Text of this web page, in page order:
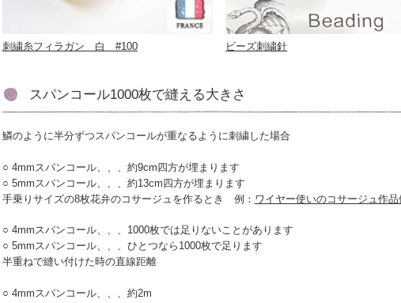
刺繍糸フィラガン 白 #100 ビーズ刺繍針
スパンコール1000枚で縫える大きさ
鱗のように半分ずつスパンコールが重なるように刺繍した場合
4mmスパンコール、、、約9cm四方が埋まります
5mmスパンコール、、、約13cm四方が埋まります
手乗りサイズの8枚花弁のコサージュを作るとき 例： ワイヤー使いのコサージュ作品
4mmスパンコール、、、1000枚では足りないことがあります
5mmスパンコール、、、ひとつなら1000枚で足ります
半重ねで縫い付けた時の直線距離
4mmスパンコール、、、約2m